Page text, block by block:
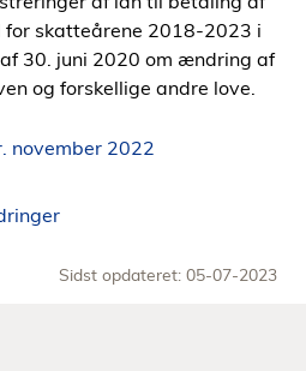
skatteårene 2018-2023 i
30. juni 2020 om ændring af
og forskellige andre love.
november 2022
Sidst opdateret: 05-07-2023